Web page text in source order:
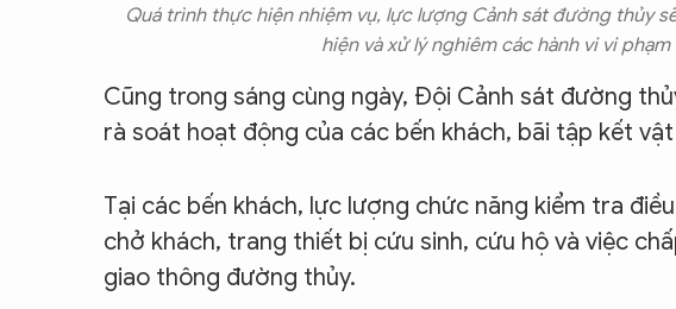
Quá trình thực hiện nhiệm vụ, lực lượng Cảnh sát đường thủy
hiện và xử lý nghiêm các hành vi vi
Cũng trong sáng cùng ngày, Đội Cảnh sát đường
rà soát hoạt động của các bến khách, bãi tập kết
Tại các bến khách, lực lượng chức năng kiểm tra
chở khách, trang thiết bị cứu sinh, cứu hộ và việc
giao thông đường thủy.